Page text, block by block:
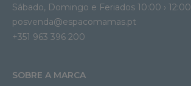
Sábado, Domingo e Feriados 10:00 › 12:00
posvenda@espacomamas.pt
+351 963 396 200
SOBRE A MARCA